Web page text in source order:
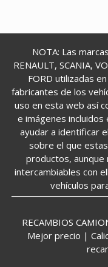
NOTA: Las
RENAULT, SCANIA,
FORD utilizadas
fabricantes de los
uso en esta web así
e imágenes incluidos
ayudar a identificar
sobre el que
productos,
intercambiables con
vehículos
RECAMBIOS
Mejor precio |